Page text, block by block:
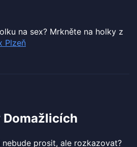
na sex? Mrkněte na holky z
Plzeň
prosit, ale rozkazovat?